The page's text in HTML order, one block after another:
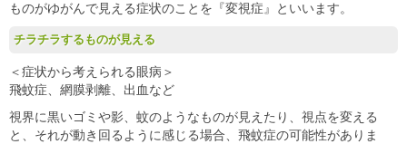
ものがゆがんで見える症状のことを『変視症』といいます。
チラチラするものが見える
＜症状から考えられる眼病＞
飛蚊症、網膜剥離、出血など
視界に黒いゴミや影、蚊のようなものが見えたり、視点を変える
と、それが動き回るように感じる場合、飛蚊症の可能性がありま